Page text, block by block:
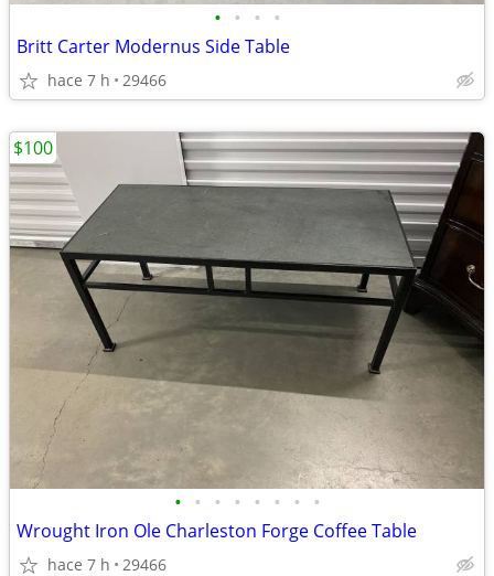
• • • •
Britt Carter Modernus Side Table
hace 7 h 29466
• • • • • • • •
Wrought Iron Ole Charleston Forge Coffee Table
hace 7 h 29466
$100